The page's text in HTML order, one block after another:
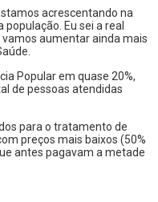
acrescentando na
Eu sei a real
aumentar ainda mais
Popular em quase 20%,
de pessoas atendidas
para o tratamento de
preços mais baixos (50%
antes pagavam a metade